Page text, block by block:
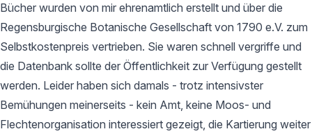
Bücher wurden von mir ehrenamtlich erstellt und über die
Regensburgische Botanische Gesellschaft von 1790 e.V. zum
Selbstkostenpreis vertrieben. Sie waren schnell vergriffe und
die Datenbank sollte der Öffentlichkeit zur Verfügung gestellt
werden. Leider haben sich damals - trotz intensivster
Bemühungen meinerseits - kein Amt, keine Moos- und
Flechtenorganisation interessiert gezeigt, die Kartierung weiter